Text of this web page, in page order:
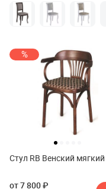
%
Стул RB Венский мягкий
от 7 800 ₽